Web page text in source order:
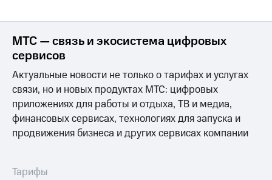
МТС — связь и экосистема цифровых
сервисов
Актуальные новости не только о тарифах и услугах
связи, но и новых продуктах МТС: цифровых
приложениях для работы и отдыха, ТВ и медиа,
финансовых сервисах, технологиях для запуска и
продвижения бизнеса и других сервисах компании
Тарифы